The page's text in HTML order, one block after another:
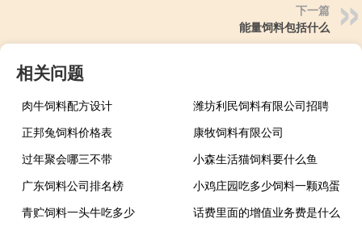
下一篇
能量饲料包括什么
相关问题
肉牛饲料配方设计
潍坊利民饲料有限公司招聘
正邦兔饲料价格表
康牧饲料有限公司
过年聚会哪三不带
小森生活猫饲料要什么鱼
广东饲料公司排名榜
小鸡庄园吃多少饲料一颗鸡蛋
青贮饲料一头牛吃多少
话费里面的增值业务费是什么